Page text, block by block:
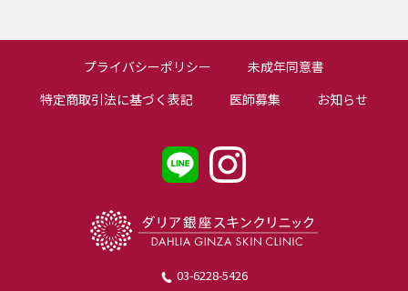
プライバシーポリシー
未成年同意書
特定商取引法に基づく表記
医師募集 お知らせ
03-6228-5426